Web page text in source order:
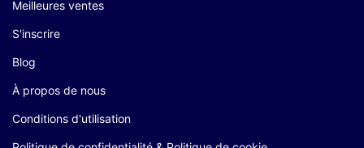
Meilleures ventes
S'inscrire
Blog
À propos de nous
Conditions d'utilisation